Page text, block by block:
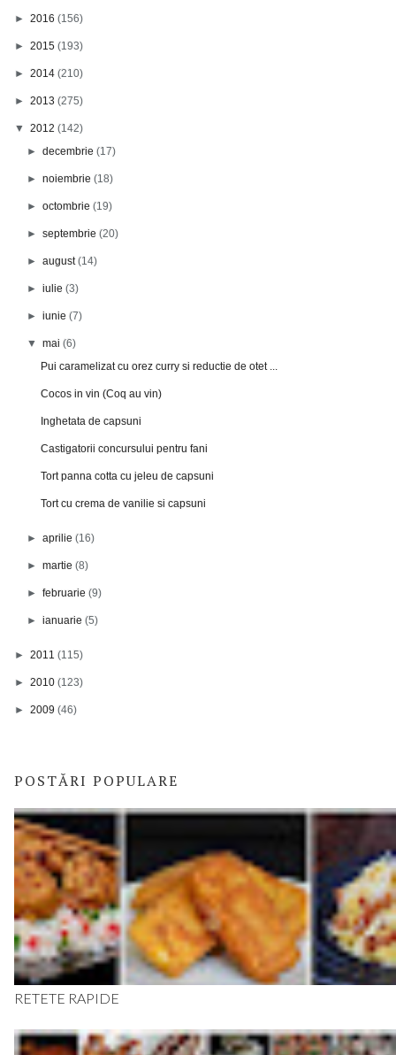
► 2016 (156)
► 2015 (193)
► 2014 (210)
► 2013 (275)
▼ 2012 (142)
►decembrie(17)
►noiembrie(18)
►octombrie(19)
►septembrie(20)
►august(14)
►iulie(3)
►iunie(7)
▼mai(6)
Pui caramelizat cu orez curry si reductie de otet ...
Cocos in vin (Coq au vin)
Inghetata de capsuni
Castigatorii concursului pentru fani
Tort panna cotta cu jeleu de capsuni
Tort cu crema de vanilie si capsuni
►aprilie(16)
►martie(8)
►februarie(9)
►ianuarie(5)
► 2011 (115)
► 2010 (123)
► 2009 (46)
POSTĂRI POPULARE
RETETE RAPIDE